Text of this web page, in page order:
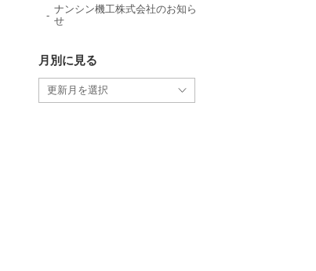
ナンシン機工株式会社のお知ら
せ
月別に見る